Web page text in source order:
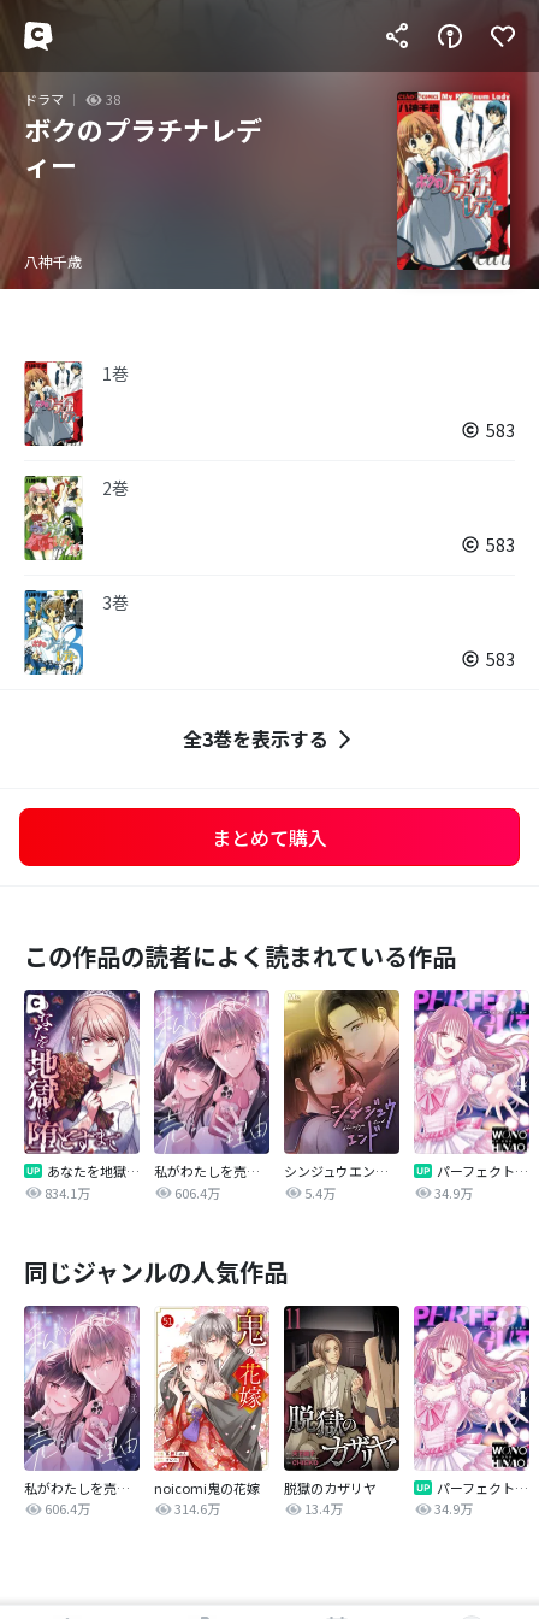
ドラマ 38
ボクのプラチナレデ
ィー
八神千歳
1巻
583
2巻
583
3巻
583
全3巻を表示する
まとめて購入
この作品の読者によく読まれている作品
あなたを地獄に堕とすまで
834.1万
私がわたしを売る理由
606.4万
シンジュウエンド【タテヨミ】
5.4万
パーフェクトグリッター
34.9万
同じジャンルの人気作品
私がわたしを売る理由
606.4万
noicomi鬼の花嫁
314.6万
脱獄のカザリヤ
13.4万
パーフェクトグリッター
34.9万